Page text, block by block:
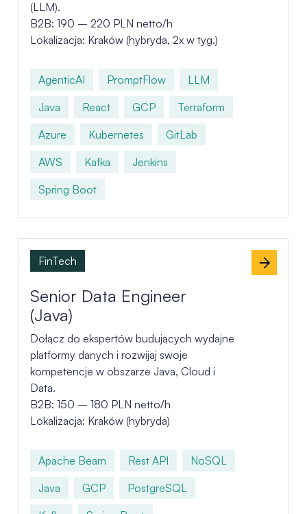
(LLM).
B2B: 190 – 220 PLN netto/h
Lokalizacja: Kraków (hybryda, 2x w tyg.)
AgenticAI PromptFlow
LLM
Java
React GCP
Terraform
Azure
Kubernetes
GitLab
AWS
Kafka
Jenkins
Spring Boot
Senior Data Engineer
(Java)
Dołącz do ekspertów budujących wydajne
platformy danych i rozwijaj swoje
kompetencje w obszarze Java, Cloud i
Data.
B2B: 150 – 180 PLN netto/h
Lokalizacja: Kraków (hybryda)
FinTech
Apache Beam Rest API
NoSQL
Java
GCP
PostgreSQL